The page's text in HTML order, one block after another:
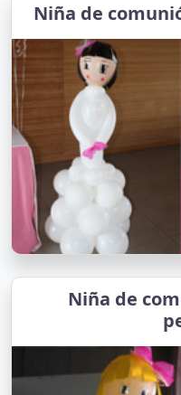
Niña de
Niña de